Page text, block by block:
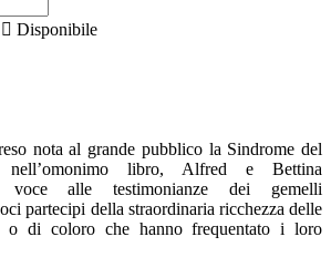
 Disponibile
nota al grande pubblico la Sindrome del
nell’omonimo libro, Alfred e Bettina
voce alle testimonianze dei gemelli
partecipi della straordinaria ricchezza delle
o di coloro che hanno frequentato i loro